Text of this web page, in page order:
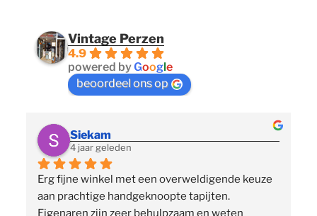
Vintage Perzen
4.9
powered byGoogle
beoordeel ons op
Siekam
4 jaar geleden
Erg fijne winkel met een overweldigende keuze
aan prachtige handgeknoopte tapijten.
Eigenaren zijn zeer behulpzaam en weten